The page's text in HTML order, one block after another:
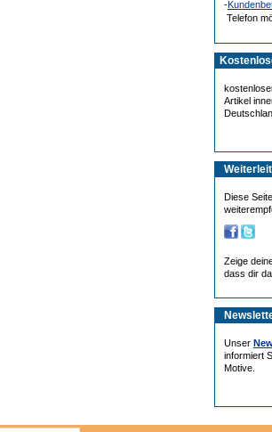
-
Telefon
Artikel
Diese Seite
Zeige
dass dir
Unser
informiert
Motive.